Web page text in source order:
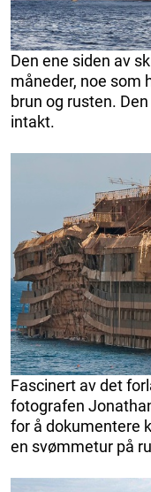
Den ene siden av
måneder, noe som
brun og rusten.
intakt.
Fascinert av det
fotografen
for å dokumentere
en svømmetur på